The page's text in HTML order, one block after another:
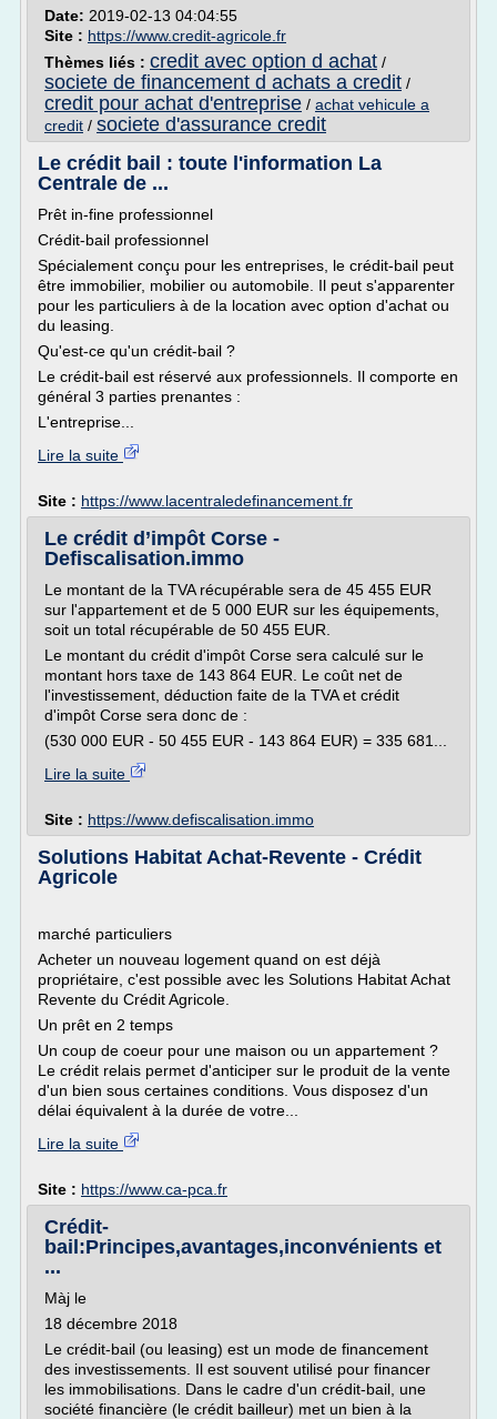
Date: 2019-02-13 04:04:55
Site : https://www.credit-agricole.fr
Thèmes liés : credit avec option d achat /
societe de financement d achats a credit /
credit pour achat d'entreprise / achat vehicule a
credit / societe d'assurance credit
Le crédit bail : toute l'information La
Centrale de ...
Prêt in-fine professionnel
Crédit-bail professionnel
Spécialement conçu pour les entreprises, le crédit-bail peut
être immobilier, mobilier ou automobile. Il peut s'apparenter
pour les particuliers à de la location avec option d'achat ou
du leasing.
Qu'est-ce qu'un crédit-bail ?
Le crédit-bail est réservé aux professionnels. Il comporte en
général 3 parties prenantes :
L'entreprise...
Lire la suite
Site : https://www.lacentraledefinancement.fr
Le crédit d’impôt Corse -
Defiscalisation.immo
Le montant de la TVA récupérable sera de 45 455 EUR
sur l'appartement et de 5 000 EUR sur les équipements,
soit un total récupérable de 50 455 EUR.
Le montant du crédit d'impôt Corse sera calculé sur le
montant hors taxe de 143 864 EUR. Le coût net de
l'investissement, déduction faite de la TVA et crédit
d'impôt Corse sera donc de :
(530 000 EUR - 50 455 EUR - 143 864 EUR) = 335 681...
Lire la suite
Site : https://www.defiscalisation.immo
Solutions Habitat Achat-Revente - Crédit
Agricole
marché particuliers
Acheter un nouveau logement quand on est déjà
propriétaire, c'est possible avec les Solutions Habitat Achat
Revente du Crédit Agricole.
Un prêt en 2 temps
Un coup de coeur pour une maison ou un appartement ?
Le crédit relais permet d'anticiper sur le produit de la vente
d'un bien sous certaines conditions. Vous disposez d'un
délai équivalent à la durée de votre...
Lire la suite
Site : https://www.ca-pca.fr
Crédit-
bail:Principes,avantages,inconvénients et
...
Màj le
18 décembre 2018
Le crédit-bail (ou leasing) est un mode de financement
des investissements. Il est souvent utilisé pour financer
les immobilisations. Dans le cadre d'un crédit-bail, une
société financière (le crédit bailleur) met un bien à la